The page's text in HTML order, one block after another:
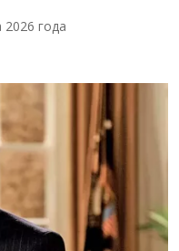
2026 года